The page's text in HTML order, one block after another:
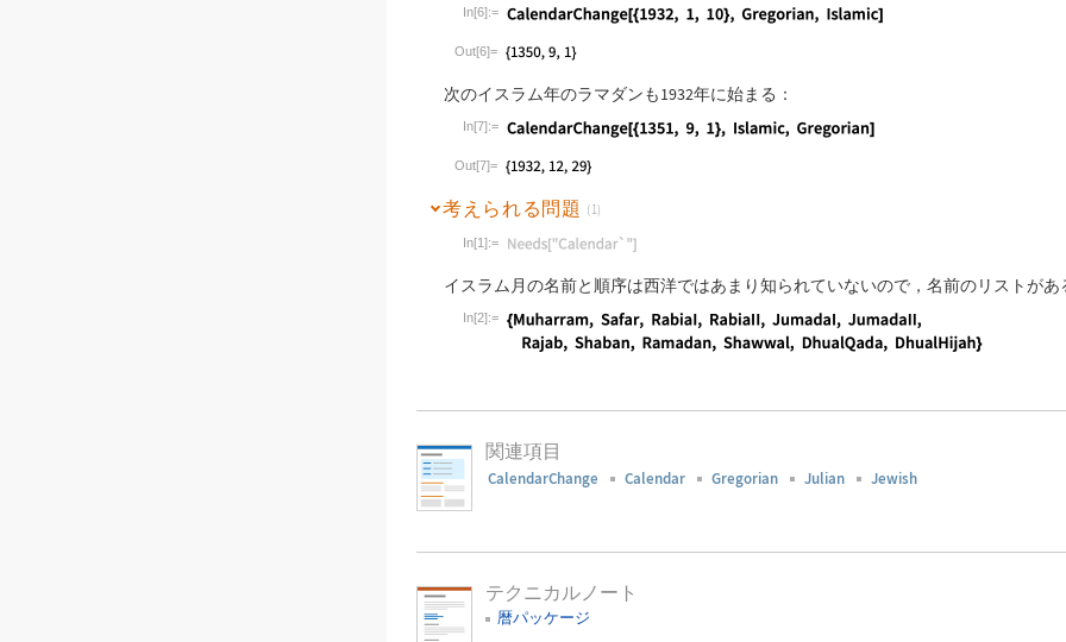
In[6]:=
Wolfram Language code:
Out[6]=
次のイスラム年のラマダンも1932年に始まる：
In[7]:=
Wolfram Language code:
Out[7]=
考えられる問題 (1)
In[1]:=
Wolfram Language code:Needs["Calendar`"]
イスラム月の名前と順序は西洋ではあまり知られていないので，名前のリストがあ
In[2]:=
関連項目
CalendarChange Calendar Gregorian Julian Jewish
テクニカルノート
暦パッケージ